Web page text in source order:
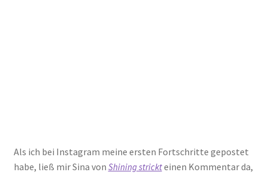
Als ich bei Instagram meine ersten Fortschritte gepostet
habe, ließ mir Sina von Shining strickteinen Kommentar da,